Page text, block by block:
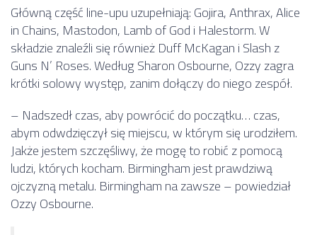
Główną część line-upu uzupełniają: Gojira, Anthrax, Alice
in Chains, Mastodon, Lamb of God i Halestorm. W
składzie znaleźli się również Duff McKagan i Slash z
Guns N’ Roses. Według Sharon Osbourne, Ozzy zagra
krótki solowy występ, zanim dołączy do niego zespół.
– Nadszedł czas, aby powrócić do początku… czas,
abym odwdzięczył się miejscu, w którym się urodziłem.
Jakże jestem szczęśliwy, że mogę to robić z pomocą
ludzi, których kocham. Birmingham jest prawdziwą
ojczyzną metalu. Birmingham na zawsze – powiedział
Ozzy Osbourne.